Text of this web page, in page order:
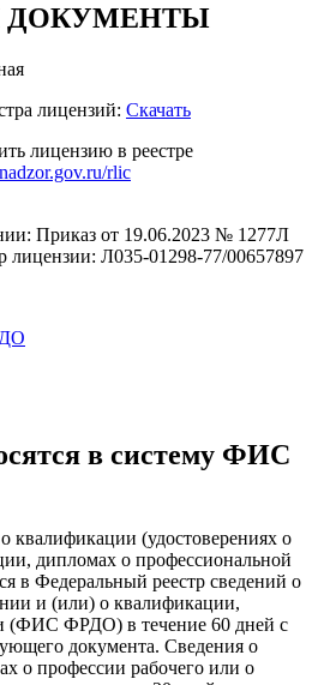
ДОКУМЕНТЫ
лицензий: Скачать
лицензию в реестре
rlic
Приказ от 19.06.2023 № 1277Л
лицензии: Л035-01298-77/00657897
в систему ФИС
квалификации (удостоверениях о
дипломах о профессиональной
в Федеральный реестр сведений о
и (или) о квалификации,
(ФИС ФРДО) в течение 60 дней с
документа. Сведения о
о профессии рабочего или о